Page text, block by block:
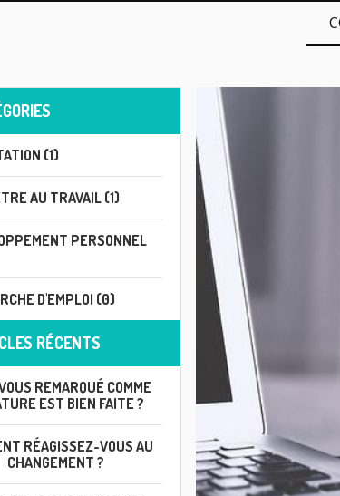
(1)
AU TRAVAIL (1)
PERSONNEL
D'EMPLOI (0)
RÉCENTS
REMARQUÉ COMME
EST BIEN FAITE ?
RÉAGISSEZ-VOUS AU
CHANGEMENT ?